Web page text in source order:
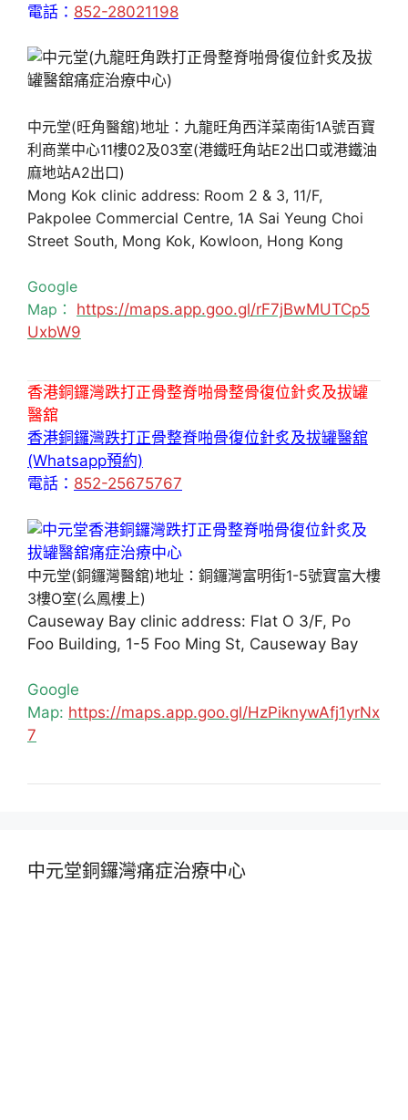
電話： 852-28021198
中元堂(旺角醫舘)地址：九龍旺角西洋菜南街1A號百寶
利商業中心11樓02及03室(港鐵旺角站E2出口或港鐵油
麻地站A2出口)
Mong Kok clinic address: Room 2 & 3, 11/F,
Pakpolee Commercial Centre, 1A Sai Yeung Choi
Street South, Mong Kok, Kowloon, Hong Kong
Google
Map： https://maps.app.goo.gl/rF7jBwMUTCp5
UxbW9
香港銅鑼灣跌打正骨整脊啪骨整骨復位針炙及拔罐
醫舘
香港銅鑼灣跌打正骨整脊啪骨復位針炙及拔罐醫舘
(Whatsapp預約)
電話： 852-25675767
中元堂(銅鑼灣醫舘)地址：銅鑼灣富明街1-5號寶富大樓
3樓O室(么鳳樓上)
Causeway Bay clinic address: Flat O 3/F, Po
Foo Building, 1-5 Foo Ming St, Causeway Bay
Google
Map: https://maps.app.goo.gl/HzPiknywAfj1yrNx
7
中元堂銅鑼灣痛症治療中心